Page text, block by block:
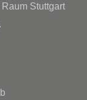
Stuttgart